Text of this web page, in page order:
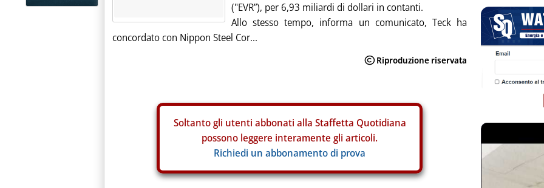
("EVR”), per 6,93 miliardi di dollari in contanti.
Allo stesso tempo, informa un comunicato, Teck ha
concordato con Nippon Steel Cor...
Soltanto gli utenti abbonati alla Staffetta Quotidiana
possono leggere interamente gli articoli.
Richiedi un abbonamento di prova